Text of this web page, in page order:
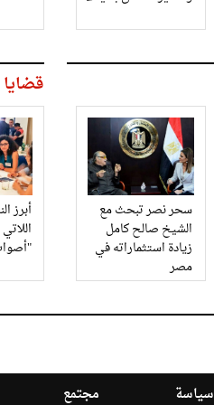
سحر نصر تبحث مع
الشيخ صالح كامل
زيادة استثماراته في
مصر
قضايا
أبرز
سياسة مجتمع